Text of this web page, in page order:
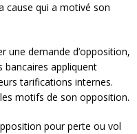
cause qui a motivé son
une demande d’opposition,
bancaires appliquent
tarifications internes.
motifs de son opposition.
pour perte ou vol